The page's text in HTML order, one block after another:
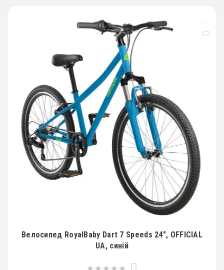
Велосипед RoyalBaby Dart 7 Speeds 24", OFFICIAL
UA, синій